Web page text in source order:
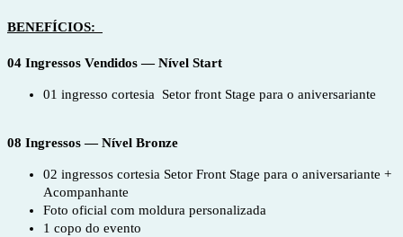
BENEFÍCIOS:
04 Ingressos Vendidos — Nível Start
01 ingresso cortesia Setor front Stage para o aniversariante
08 Ingressos — Nível Bronze
02 ingressos cortesia Setor Front Stage para o aniversariante +
Acompanhante
Foto oficial com moldura personalizada
1 copo do evento